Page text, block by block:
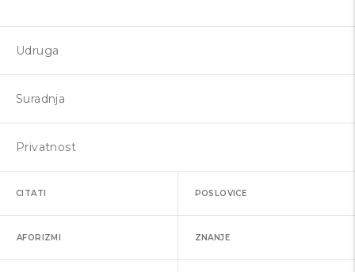
Udruga
Suradnja
Privatnost
CITATI POSLOVICE
AFORIZMI ZNANJE